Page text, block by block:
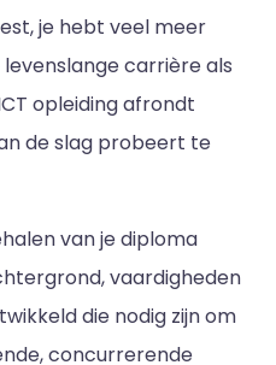
je hebt veel meer
carrière als
opleiding afrondt
de slag probeert te
van je diploma
vaardigheden
die nodig zijn om
concurrerende